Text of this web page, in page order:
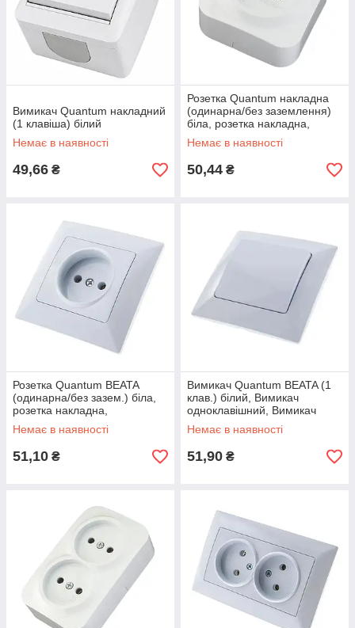
Вимикач Quantum накладний
(1 клавіша) білий
Немає в наявності
49,66 ₴
Розетка Quantum накладна
(одинарна/без заземлення)
біла, розетка накладна,
універсальна накладна
розетка
Немає в наявності
50,44 ₴
Розетка Quantum BEATA
(одинарна/без зазем.) біла,
розетка накладна,
універсальна накладна
розетка
Немає в наявності
51,10 ₴
Вимикач Quantum BEATA (1
клав.) білий, Вимикач
одноклавішний, Вимикач
світла
Немає в наявності
51,90 ₴